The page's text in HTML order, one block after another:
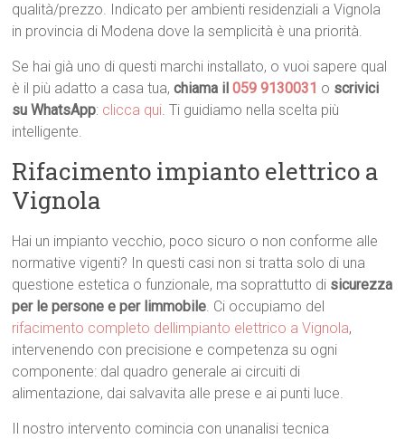
qualità/prezzo. Indicato per ambienti residenziali a Vignola
in provincia di Modena dove la semplicità è una priorità.
Se hai già uno di questi marchi installato, o vuoi sapere qual
è il più adatto a casa tua,chiama il059 9130031 o scrivici
su WhatsApp: clicca qui. Ti guidiamo nella scelta più
intelligente.
Rifacimento impianto elettrico a
Vignola
Hai un impianto vecchio, poco sicuro o non conforme alle
normative vigenti? In questi casi non si tratta solo di una
questione estetica o funzionale, ma soprattutto di sicurezza
per le persone e per limmobile. Ci occupiamo del
rifacimento completo dellimpianto elettrico a Vignola,
intervenendo con precisione e competenza su ogni
componente: dal quadro generale ai circuiti di
alimentazione, dai salvavita alle prese e ai punti luce.
Il nostro intervento comincia con unanalisi tecnica